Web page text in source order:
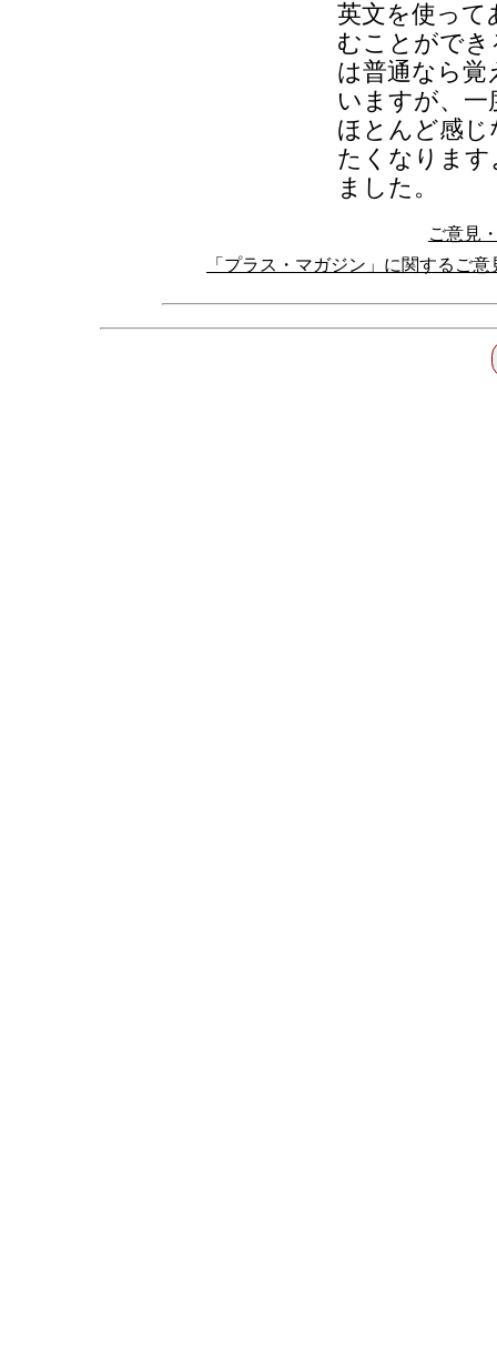
英文を使って
むことができ
は普通なら覚
いますが、
ほとんど感じ
たくなりま
ました。
ご意見
「プラス・マガジン」に関するご